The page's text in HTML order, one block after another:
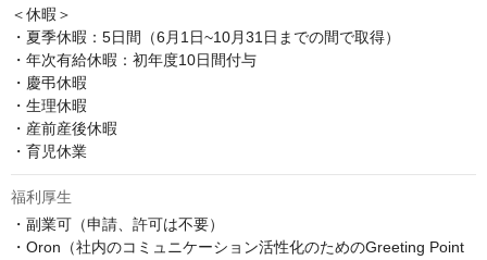
＜休暇＞
・夏季休暇：5日間（6月1日~10月31日までの間で取得）
・年次有給休暇：初年度10日間付与
・慶弔休暇
・生理休暇
・産前産後休暇
・育児休業
福利厚生
・副業可（申請、許可は不要）
・Oron（社内のコミュニケーション活性化のためのGreeting Point